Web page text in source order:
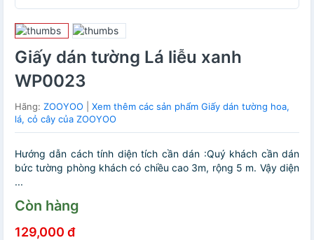
Giấy dán tường Lá liễu xanh
WP0023
Hãng: ZOOYOO
Xem thêm các sản phẩm Giấy dán tường hoa,
lá, cỏ cây của ZOOYOO
Hướng dẫn cách tính diện tích cần dán :Quý khách cần dán
bức tường phòng khách có chiều cao 3m, rộng 5 m. Vậy diện
...
Còn hàng
129,000 đ